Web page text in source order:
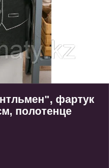
фартук
полотенце